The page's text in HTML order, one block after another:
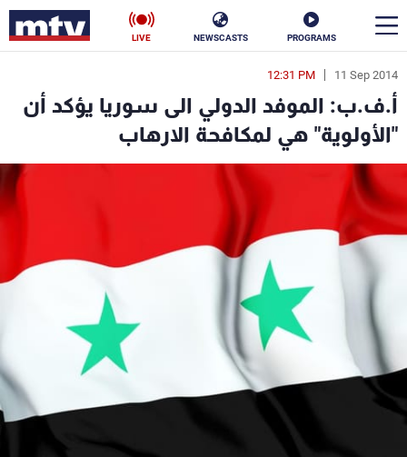
PROGRAMS
NEWSCASTS
LIVE
11 Sep 2014
12:31 PM
أ.ف.ب: الموفد الدولي الى سوريا يؤكد أن
"الأولوية" هي لمكافحة الارهاب
en
الأخبار
سياسة ناس
إقتصاد
منوعات رياضة
كأس العالم
البرامج
جدول البرامج